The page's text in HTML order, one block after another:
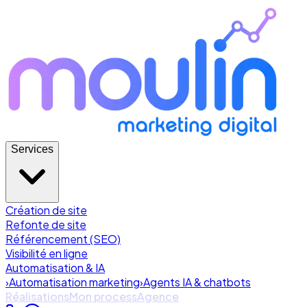
Services
Création de site
Refonte de site
Référencement (SEO)
Visibilité en ligne
Automatisation & IA
›Automatisation marketing›Agents IA & chatbots
RéalisationsMon processAgence